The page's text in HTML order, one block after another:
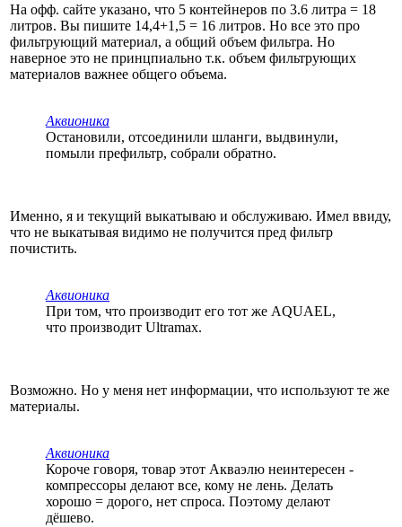
На офф. сайте указано, что 5 контейнеров по 3.6 литра = 18
литров. Вы пишите 14,4+1,5 = 16 литров. Но все это про
фильтрующий материал, а общий объем фильтра. Но
наверное это не принцпиально т.к. объем фильтрующих
материалов важнее общего объема.
Аквионика
Остановили, отсоединили шланги, выдвинули,
помыли префильтр, собрали обратно.
Именно, я и текущий выкатываю и обслуживаю. Имел ввиду,
что не выкатывая видимо не получится пред фильтр
почистить.
Аквионика
При том, что производит его тот же AQUAEL,
что производит Ultramax.
Возможно. Но у меня нет информации, что используют те же
материалы.
Аквионика
Короче говоря, товар этот Акваэлю неинтересен -
компрессоры делают все, кому не лень. Делать
хорошо = дорого, нет спроса. Поэтому делают
дёшево.